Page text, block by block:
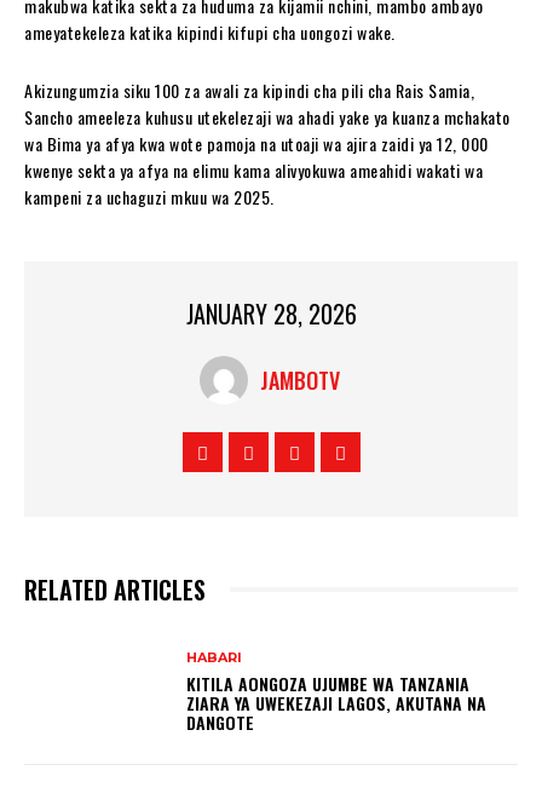
makubwa katika sekta za huduma za kijamii nchini, mambo ambayo
ameyatekeleza katika kipindi kifupi cha uongozi wake.
Akizungumzia siku 100 za awali za kipindi cha pili cha Rais Samia,
Sancho ameeleza kuhusu utekelezaji wa ahadi yake ya kuanza mchakato
wa Bima ya afya kwa wote pamoja na utoaji wa ajira zaidi ya 12, 000
kwenye sekta ya afya na elimu kama alivyokuwa ameahidi wakati wa
kampeni za uchaguzi mkuu wa 2025.
JANUARY 28, 2026
JAMBOTV
RELATED ARTICLES
HABARI
KITILA AONGOZA UJUMBE WA TANZANIA
ZIARA YA UWEKEZAJI LAGOS, AKUTANA NA
DANGOTE